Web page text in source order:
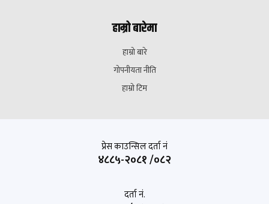
हाम्रो बारेमा
हाम्रो बारे
गोपनीयता नीति
हाम्रो टिम
प्रेस काउन्सिल दर्ता नं
४८८५-२०८१ /०८२
दर्ता नं.